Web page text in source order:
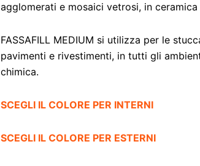
agglomerati e mosaici vetrosi, in
FASSAFILL MEDIUM si utilizza per le
pavimenti e rivestimenti, in tutti gli
chimica.
SCEGLI IL COLORE PER INTERNI
SCEGLI IL COLORE PER ESTERNI